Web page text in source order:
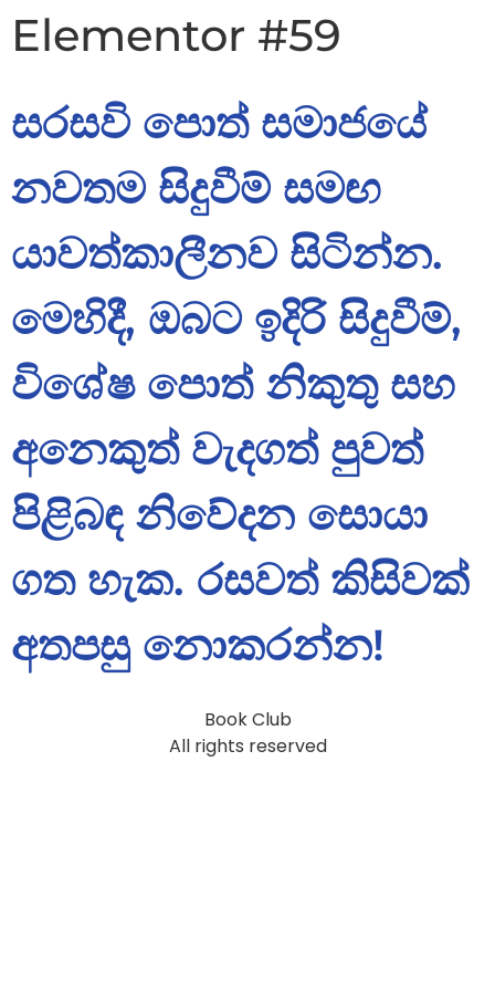
Elementor #59
සරසවි පොත් සමාජයේ
නවතම සිදුවීම් සමඟ
යාවත්කාලීනව සිටින්න.
මෙහිදී, ඔබට ඉදිරි සිදුවීම්,
විශේෂ පොත් නිකුතු සහ
අනෙකුත් වැදගත් පුවත්
පිළිබඳ නිවේදන සොයා
ගත හැක. රසවත් කිසිවක්
අතපසු නොකරන්න!
Book Club
All rights reserved